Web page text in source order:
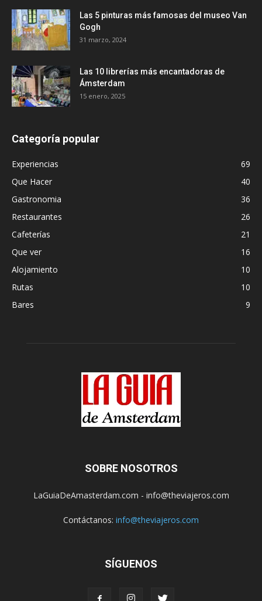
Las 5 pinturas más famosas del museo Van
Gogh
31 marzo, 2024
Las 10 librerías más encantadoras de
Ámsterdam
15 enero, 2025
Categoría popular
Experiencias
69
Que Hacer
40
Gastronomia
36
Restaurantes
26
Cafeterías
21
Que ver
16
Alojamiento
10
Rutas
10
Bares
9
SOBRE NOSOTROS
LaGuiaDeAmasterdam.com - info@theviajeros.com
Contáctanos: info@theviajeros.com
SÍGUENOS